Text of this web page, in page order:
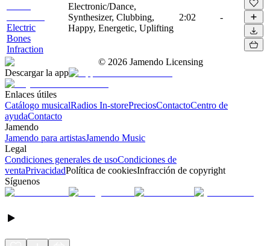
Electric
Bones
Infraction
Electronic/Dance,
Synthesizer, Clubbing,
Happy, Energetic, Uplifting
2:02 -
© 2026 Jamendo Licensing
Descargar la app
Enlaces útiles
Catálogo musicalRadios In-storePreciosContactoCentro de
ayudaContacto
Jamendo
Jamendo para artistasJamendo Music
Legal
Condiciones generales de usoCondiciones de
ventaPrivacidadPolítica de cookiesInfracción de copyright
Síguenos